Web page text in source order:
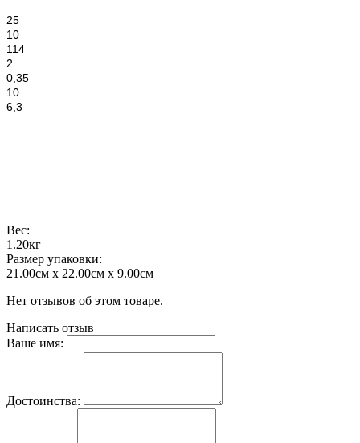
25
10
114
2
0,35
10
6,3
Вес:
1.20кг
Размер упаковки:
21.00см x 22.00см x 9.00см
Нет отзывов об этом товаре.
Написать отзыв
Ваше имя:
Достоинства: